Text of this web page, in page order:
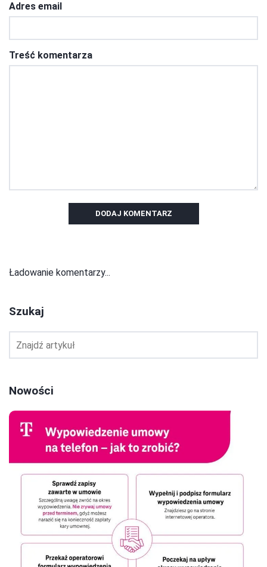
Adres email
Treść komentarza
DODAJ KOMENTARZ
Ładowanie komentarzy...
Szukaj
Nowości